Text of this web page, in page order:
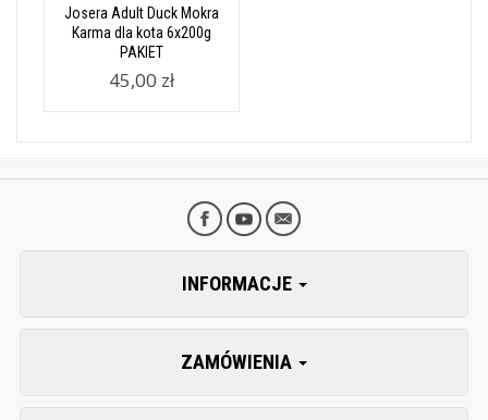
Josera Adult Duck Mokra
Karma dla kota 6x200g
PAKIET
45,00 zł
INFORMACJE
ZAMÓWIENIA